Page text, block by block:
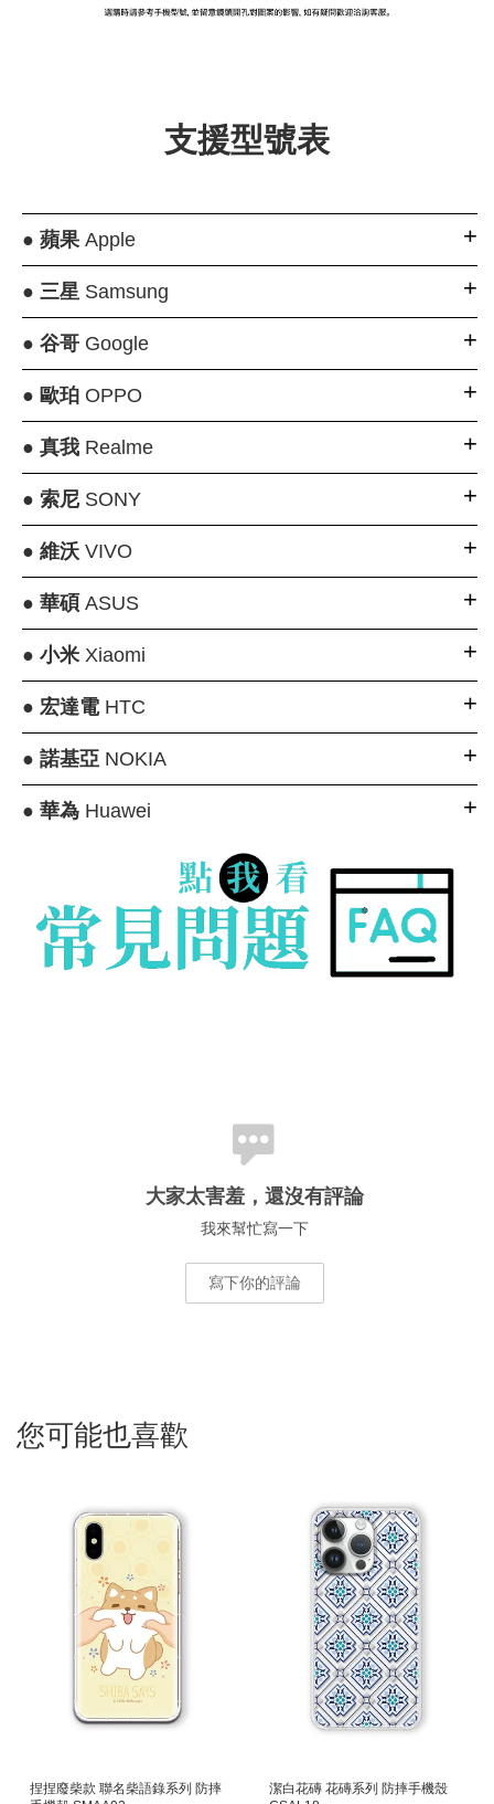
+NT$ 159
-
支援型號表
● 蘋果Apple
● 三星Samsung
● 谷哥Google
● 歐珀OPPO
● 真我Realme
● 索尼SONY
● 維沃VIVO
● 華碩 ASUS
● 小米Xiaomi
● 宏達電HTC
● 諾基亞NOKIA
● 華為Huawei
大家太害羞，還沒有評論
我來幫忙寫一下
寫下你的評論
您可能也喜歡
捏捏廢柴款 聯名柴語錄系列 防摔
潔白花磚 花磚系列 防摔手機殼